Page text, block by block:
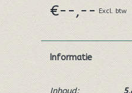
€--,-- Excl. btw
Informatie
Inhoud: